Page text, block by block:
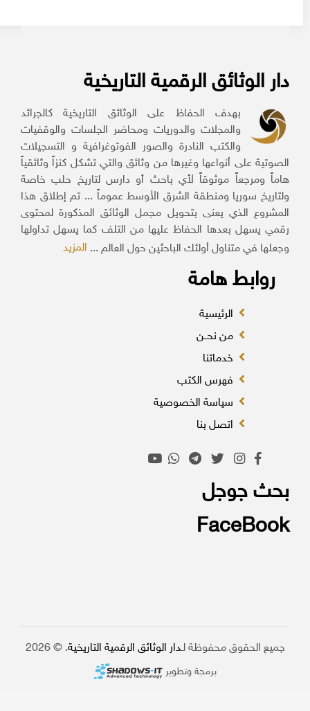
دار الوثائق الرقمية التاريخية
بهدف الحفاظ على الوثائق التاريخية كالجرائد
والمجلات والدوريات ومحاضر الجلسات والوقفيات
والكتب النادرة والصور الفوتوغرافية و التسجيلات
الصوتية على أنواعها وغيرها من وثائق والتي تشكل كنزاً وثائقياً
هاماً ومرجعاً موثوقاً لأي باحث أو دارس لتاريخ حلب خاصة
ولتاريخ سوريا ومنطقة الشرق الأوسط عموماً ... تم إطلاق هذا
المشروع الذي يعنى بتحويل مجمل الوثائق المذكورة لمحتوى
رقمي يسهل بعدها الحفاظ عليها من التلف كما يسهل تداولها
وجعلها في متناول أولئك الباحثين حول العالم ...المزيد
روابط هامة
الرئيسية
من نحــن
خدماتنا
فهرس الكتب
سياسة الخصوصية
اتصل بنا
بحث جوجل
FaceBook
جميع الحقوق محفوظة لـ دار الوثائق الرقمية التاريخية. © 2026
برمجة وتطوير